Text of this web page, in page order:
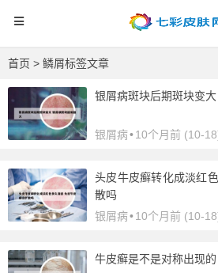
首页 > 鳞屑标签文章
银屑病斑块后期斑块变
银屑病•10个月前 (10-
头皮牛皮癣转化成淡红
散吗
银屑病•10个月前 (10-
牛皮癣是不是对称出现